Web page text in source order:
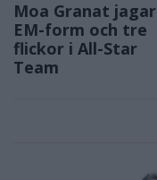
Moa Granat jagar
EM-form och tre
flickor i All-Star
Team